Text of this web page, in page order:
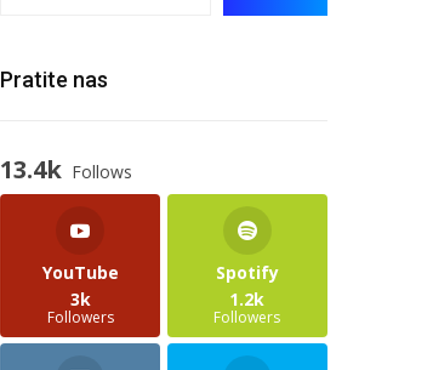
Pratite nas
13.4k Follows
YouTube
3k
Followers
Spotify
1.2k
Followers